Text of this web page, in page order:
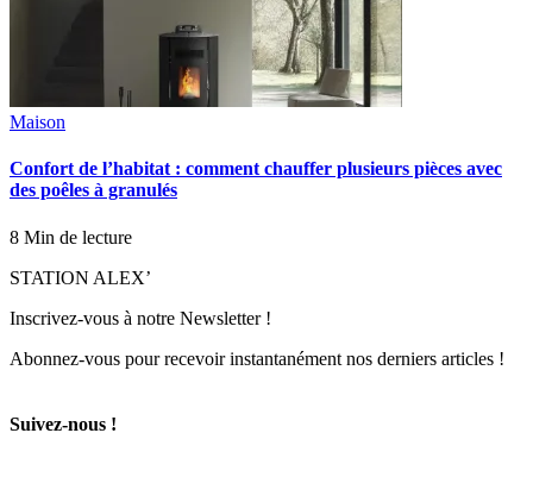
Maison
Confort de l’habitat : comment chauffer plusieurs pièces avec
des poêles à granulés
8 Min de lecture
STATION ALEX’
Inscrivez-vous à notre Newsletter !
Abonnez-vous pour recevoir instantanément nos derniers articles !
Suivez-nous !